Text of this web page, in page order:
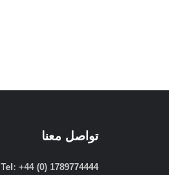
تواصل معنا
Tel: +44 (0) 1789774444